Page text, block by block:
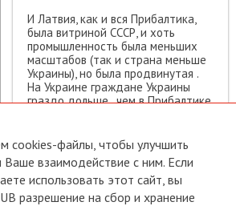
И Латвия, как и вся Прибалтика,
была витриной СССР, и хоть
промышленность была меньших
масштабов (так и страна меньше
Украины), но была продвинутая .
На Украине граждане Украины
граздо дольше , чем в Прибалтике,
СССР не была заметна так, как в
самой России. Латыши сами все
развалили , ну. то есть все. А на
Украине до 2022 существовала и
тяжелая металлургия и Южмаши с
cookies-файлы, чтобы улучшить
Ваше взаимодействие с ним. Если
использовать этот сайт, вы
разрешение на сбор и хранение